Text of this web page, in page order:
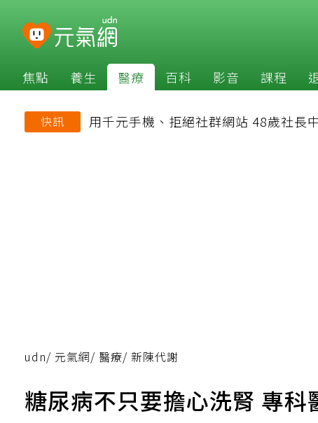
焦點 養生 醫療 百科 影音 課程
快訊 用千元手機、拒絕社群網站 48歲社長
udn/ 元氣網/ 醫療/ 新陳代謝
糖尿病不只要擔心洗腎 專